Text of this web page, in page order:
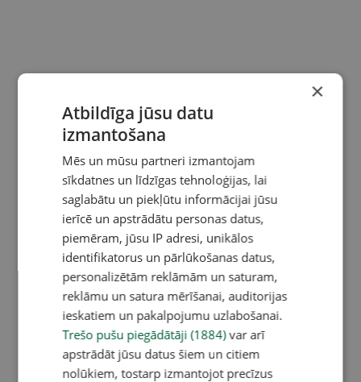
×
Atbildīga jūsu datu
izmantošana
Mēs un mūsu partneri izmantojam
sīkdatnes un līdzīgas tehnoloģijas, lai
saglabātu un piekļūtu informācijai jūsu
ierīcē un apstrādātu personas datus,
piemēram, jūsu IP adresi, unikālos
identifikatorus un pārlūkošanas datus,
personalizētām reklāmām un saturam,
reklāmu un satura mērīšanai, auditorijas
ieskatiem un pakalpojumu uzlabošanai.
Trešo pušu piegādātāji (1884)var arī
apstrādāt jūsu datus šiem un citiem
nolūkiem, tostarp izmantojot precīzus